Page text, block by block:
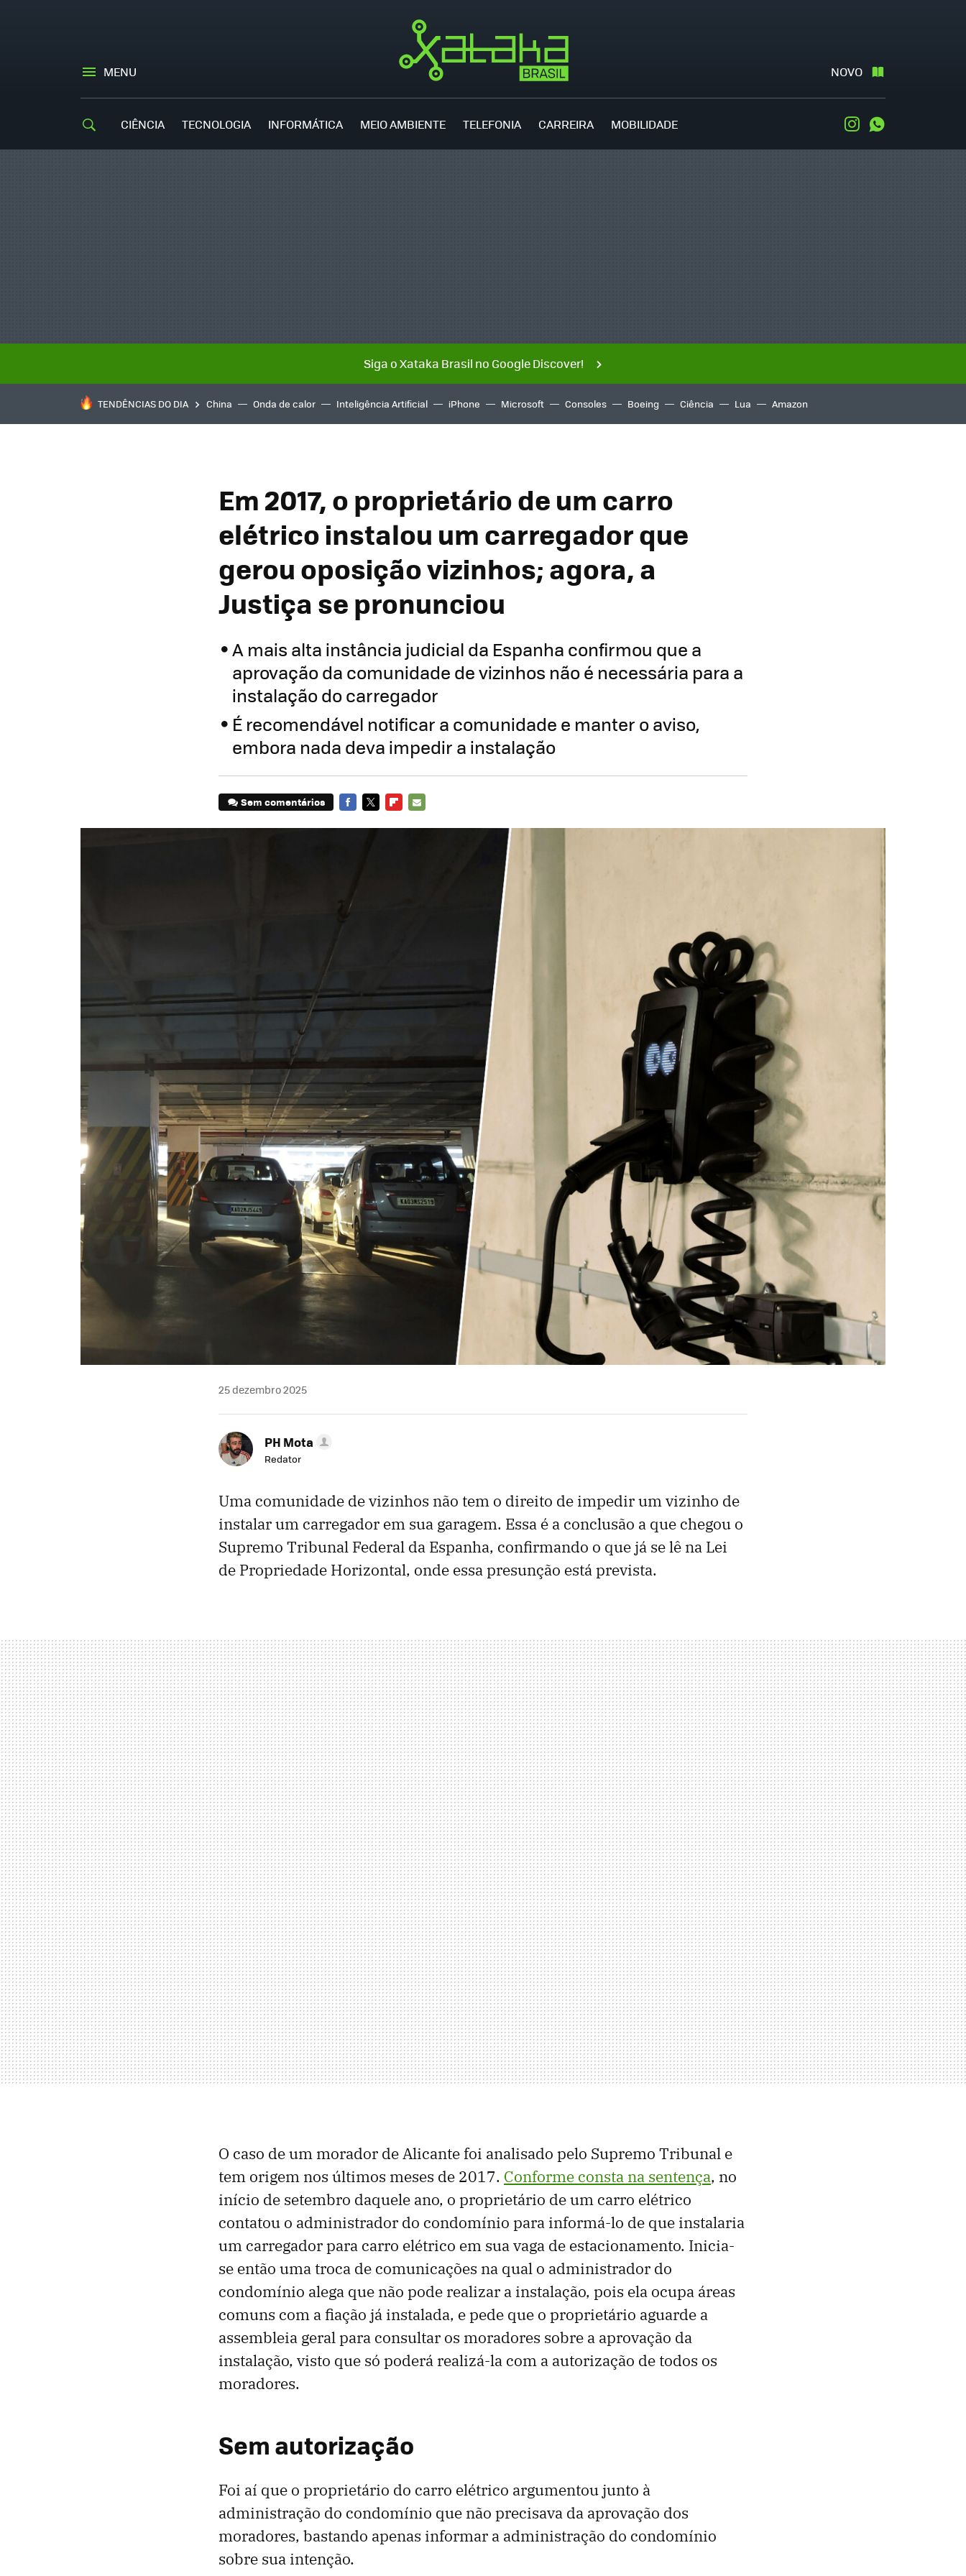
MENU NOVO
CIÊNCIA TECNOLOGIA INFORMÁTICA MEIO AMBIENTE TELEFONIA CARREIRA MOBILIDADE Instagram
Siga o Xataka Brasil no Google Discover!
TENDÊNCIAS DO DIA China Onda de calor Inteligência Artificial iPhone Microsoft Consoles Boeing Ciência Lua Amazon
Em 2017, o proprietário de um carro
elétrico instalou um carregador que
gerou oposição vizinhos; agora, a
Justiça se pronunciou
A mais alta instância judicial da Espanha confirmou que a
aprovação da comunidade de vizinhos não é necessária para a
instalação do carregador
É recomendável notificar a comunidade e manter o aviso,
embora nada deva impedir a instalação
Sem comentários
25 dezembro 2025
PH Mota
Redator
Uma comunidade de vizinhos não tem o direito de impedir um vizinho de
instalar um carregador em sua garagem. Essa é a conclusão a que chegou o
Supremo Tribunal Federal da Espanha, confirmando o que já se lê na Lei
de Propriedade Horizontal, onde essa presunção está prevista.
O caso de um morador de Alicante foi analisado pelo Supremo Tribunal e
tem origem nos últimos meses de 2017. Conforme consta na sentença, no
início de setembro daquele ano, o proprietário de um carro elétrico
contatou o administrador do condomínio para informá-lo de que instalaria
um carregador para carro elétrico em sua vaga de estacionamento. Inicia-
se então uma troca de comunicações na qual o administrador do
condomínio alega que não pode realizar a instalação, pois ela ocupa áreas
comuns com a fiação já instalada, e pede que o proprietário aguarde a
assembleia geral para consultar os moradores sobre a aprovação da
instalação, visto que só poderá realizá-la com a autorização de todos os
moradores.
Sem autorização
Foi aí que o proprietário do carro elétrico argumentou junto à
administração do condomínio que não precisava da aprovação dos
moradores, bastando apenas informar a administração do condomínio
sobre sua intenção.